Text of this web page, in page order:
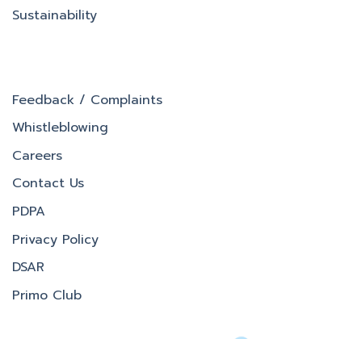
Sustainability
Feedback / Complaints
Whistleblowing
Careers
Contact Us
PDPA
Privacy Policy
DSAR
Primo Club